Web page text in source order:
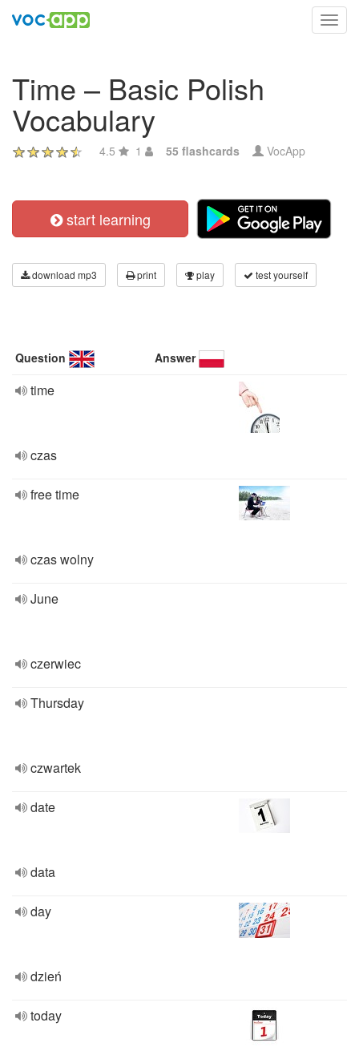
Time – Basic Polish
Vocabulary
4.5 1 55 flashcards VocApp
start learning
download mp3 print play test yourself
Question Answer
time
czas
free time
czas wolny
June
czerwiec
Thursday
czwartek
date
data
day
dzień
today